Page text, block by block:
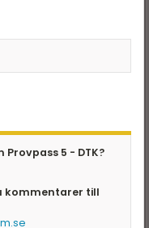
triangel och
i Måsgård och
16 cm = 160
i Måsgård och
cm = 88 meter.
en höjd på
5 - DTK?
kommentarer till